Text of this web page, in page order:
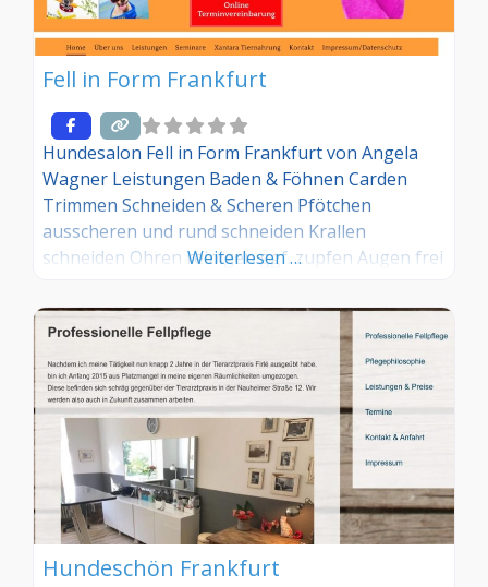
Fell in Form Frankfurt
Hundesalon Fell in Form Frankfurt von Angela
Wagner Leistungen Baden & Föhnen Carden
Trimmen Schneiden & Scheren Pfötchen
ausscheren und rund schneiden Krallen
schneiden Ohren reinigen ggf. zupfen Augen frei
Zeckenentfernung GRATIS
Welpeneingewöhnung THALASSO für Hunde Der
Hundesalon Fell in Form Frankfurt ist Mitglied im
Bundesverband der Groomer e.V. (BVdG)
Weiterlesen …
Hundeschön Frankfurt